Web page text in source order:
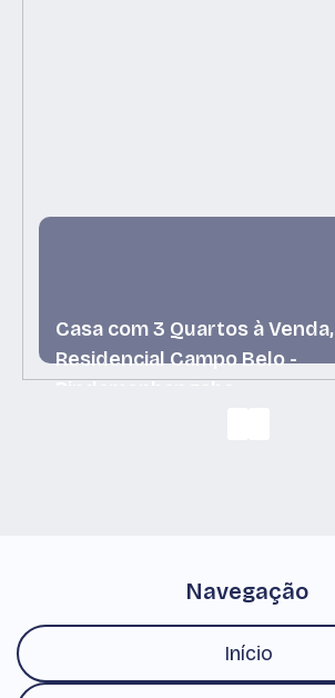
Casa com 3 Quartos à Venda,
Residencial Campo Belo -
Navegação
Início